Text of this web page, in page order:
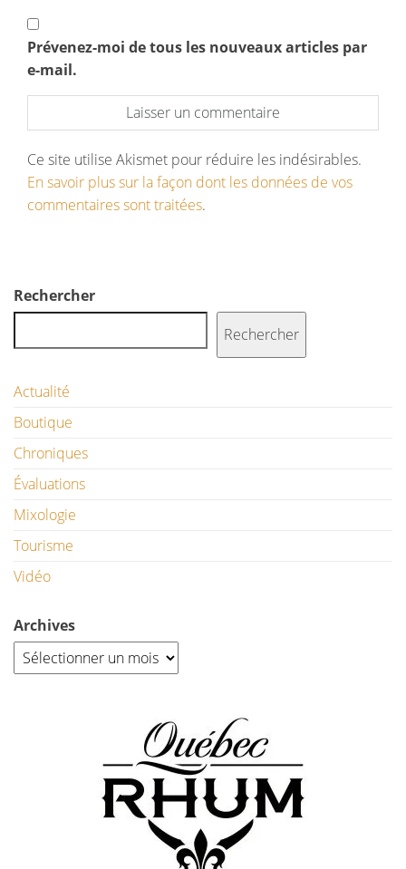
Prévenez-moi de tous les nouveaux articles par
e-mail.
Ce site utilise Akismet pour réduire les indésirables.
En savoir plus sur la façon dont les données de vos
commentaires sont traitées.
Rechercher
Rechercher
Actualité
Boutique
Chroniques
Évaluations
Mixologie
Tourisme
Vidéo
Archives